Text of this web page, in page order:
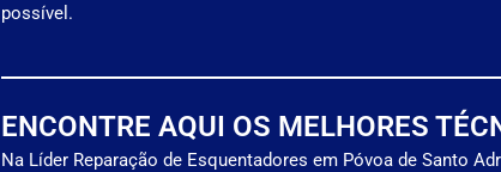
possível.
ENCONTRE AQUI OS MELHORES
Na Líder Reparação de Esquentadores em Póvoa de Santo